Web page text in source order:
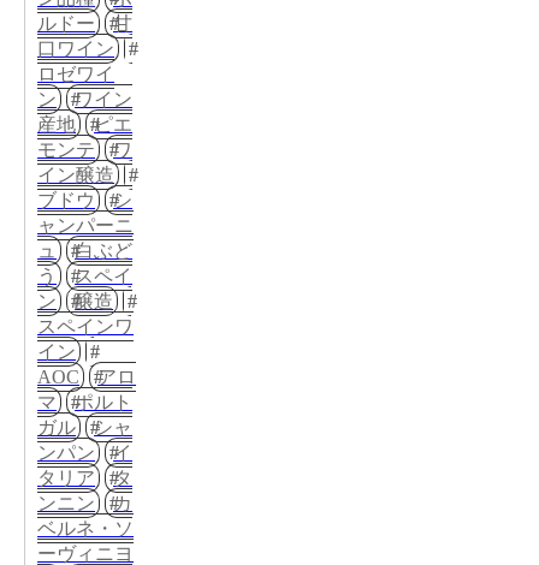
ルドー
甘
口ワイン
ロゼワイ
ン
ワイン
産地
ピエ
モンテ
ワ
イン醸造
ブドウ
シ
ャンパーニ
ュ
白ぶど
う
スペイ
ン
醸造
スペインワ
イン
AOC
アロ
マ
ポルト
ガル
シャ
ンパン
イ
タリア
タ
ンニン
カ
ベルネ・ソ
ーヴィニヨ